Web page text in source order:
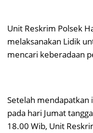
Unit Reskrim Polsek
melaksanakan Lidik
mencari keberadaan
Setelah
pada hari Jumat
18.00 Wib, Unit